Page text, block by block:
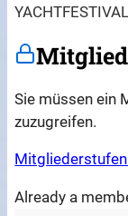
Sie müssen ein
zuzugreifen.
Already a